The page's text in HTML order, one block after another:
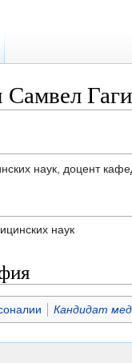
Самвел
наук, доцент
наук
Кандидат